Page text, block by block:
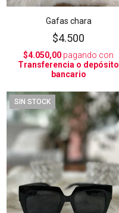
Gafas chara
$4.500
$4.050,00 pagando con
Transferencia o depósito
bancario
SIN STOCK